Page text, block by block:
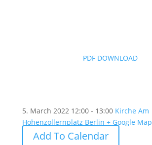
PDF DOWNLOAD
5. March 2022 12:00 - 13:00 Kirche Am
Hohenzollernplatz Berlin + Google Map
Add To Calendar